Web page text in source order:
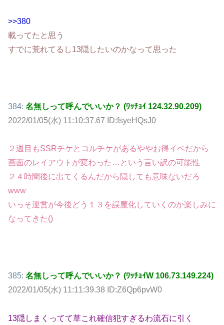
>>380
載ってたと思う
すでに荒れてるし13隠したいのかなって思った
384: 名無しって呼んでいいか？ (ﾜｯﾁｮｲ 124.32.90.209)
2022/01/05(水) 11:10:37.67 ID:fsyeHQsJ0
２週目もSSRチケとコルチケがあるややお得イベだから
画面のレイアウトが変わった…という言い訳の可能性
２４時間後に出てくるんだから隠しても意味ないだろ
www
いっそ運営が今後どう１３を誤魔化していくのか楽しみに
なってきた()
385: 名無しって呼んでいいか？ (ﾜｯﾁｮｲW 106.73.149.224)
2022/01/05(水) 11:11:39.38 ID:Z6Qp6pvW0
13隠しまくってて草これ確信犯すぎるわ流石に引く